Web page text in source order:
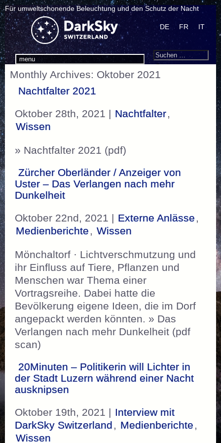
Für umweltschonende Beleuchtung und den Schutz der Nacht
menu
DE FR IT
Search
Suchen
Monthly Archives: Oktober 2021
Nachtfalter 2021
Oktober 28th, 2021 | Nachtfalter,
Wissen
» Nachtfalter 2021 (pdf)
Zürcher Oberländer / Anzeiger von
Uster – Das Verlangen nach mehr
Dunkelheit
Oktober 22nd, 2021 | Externe Anlässe ,
Medienberichte , Wissen
Mönchaltorf · Lichtverschmutzung und
ihr Einfluss auf Tiere, Pflanzen und
Menschen war Thema einer
Vortragsreihe. Dabei hatte die
Bevölkerung eigene Ideen, die im Dorf
angepackt werden könnten. » Das
Verlangen nach mehr Dunkelheit (pdf
scan)
20Minuten – Politikerin will Lichter in
der Stadt Luzern während einer Nacht
ausknipsen
Oktober 19th, 2021 | Interview mit
DarkSky Switzerland , Medienberichte ,
Wissen